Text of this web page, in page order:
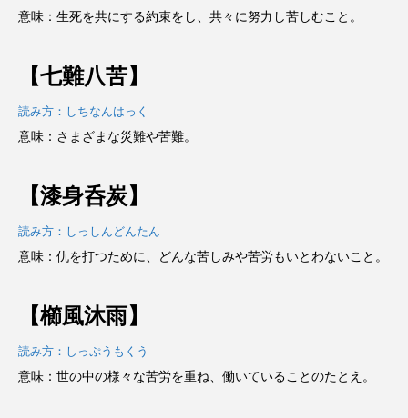
意味：生死を共にする約束をし、共々に努力し苦しむこと。
【七難八苦】
読み方：しちなんはっく
意味：さまざまな災難や苦難。
【漆身呑炭】
読み方：しっしんどんたん
意味：仇を打つために、どんな苦しみや苦労もいとわないこと。
【櫛風沐雨】
読み方：しっぷうもくう
意味：世の中の様々な苦労を重ね、働いていることのたとえ。